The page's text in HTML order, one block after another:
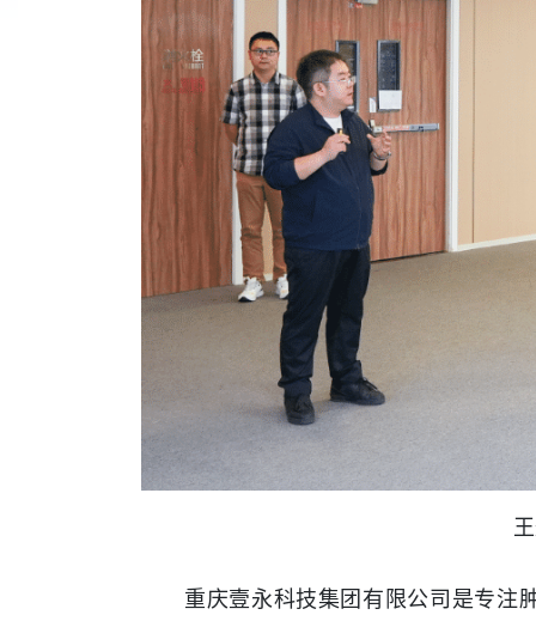
重庆壹永科技集团有限公司是专注